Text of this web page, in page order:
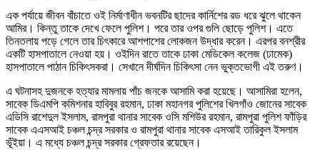
এক পর্যায়ে জীবন বাঁচাতে ওই নির্মাণাধীন ভবনটির ছাদের কার্নিশের রড ধরে ঝুলে থাকেন
আমির। কিন্তু তাকে দেখে ফেলে পুলিশ। পরে তার ওপর গুলি ছোড়ে পুলিশ। এতে
তিনতলায় পড়ে গেলে তার চিৎকারে আশপাশের লোকজন উদ্ধার করেন। এরপর বনশ্রীর
একটি হাসপাতালে নেওয়া হয়। ওইদিন রাতে তাকে ঢাকা মেডিকেল কলেজ (ঢামেক)
হাসপাতালে পাঠান চিকিৎসকরা। সেখানে দীর্ঘদিন চিকিৎসা নেন ভুক্তভোগী এই তরুণ।
এ ঘটনাসহ দুজনকে হত্যার মামলায় পাঁচ জনকে আসামি করা হয়েছে। আসামিরা হলেন,
সাবেক ডিএমপি কমিশনার হাবিবুর রহমান, ঢাকা মহানগর পুলিশের খিলগাঁও জোনের সাবেক
এডিসি রাশেদুল ইসলাম, রামপুরা থানার সাবেক ওসি মশিউর রহমান, রামপুরা পুলিশ ফাঁড়ির
সাবেক এএসআই চঞ্চল চন্দ্র সরকার ও রামপুরা থানার সাবেক এসআই তারিকুল ইসলাম
ভূঁইয়া। এ মধ্যে চঞ্চল চন্দ্র সরকার গ্রেফতার রয়েছেন।